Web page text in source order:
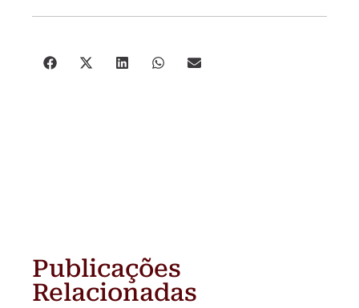
Publicações
Relacionadas